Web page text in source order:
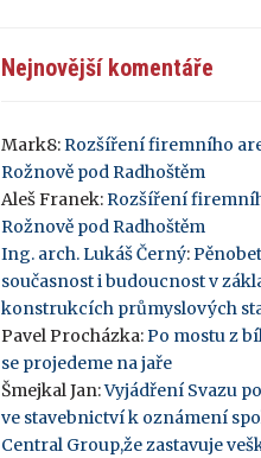
Nejnovější komentáře
Mark8:Rozšíření firemního
Rožnově pod Radhoštěm
Aleš Franek:Rozšíření
Rožnově pod Radhoštěm
Ing. arch. Lukáš Černý:
současnost i budoucnost v
konstrukcích průmyslových
Pavel Procházka:Po mostu z
se projedeme na jaře
Šmejkal Jan:Vyjádření Svazu
ve stavebnictví k oznámení
Central Group,že zastavuje